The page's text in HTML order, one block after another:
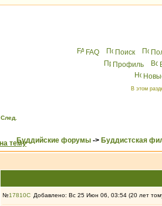
FAQ Поиск
Профиль
В этом
След.
Буддийские форумы -> Буддистская
№17810 Добавлено: Вс 25 Июн 06, 03:54 (20 лет